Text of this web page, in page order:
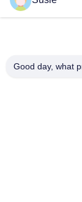
Adres
Good day, what